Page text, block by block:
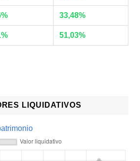
33,48%
51,03%
LIQUIDATIVOS